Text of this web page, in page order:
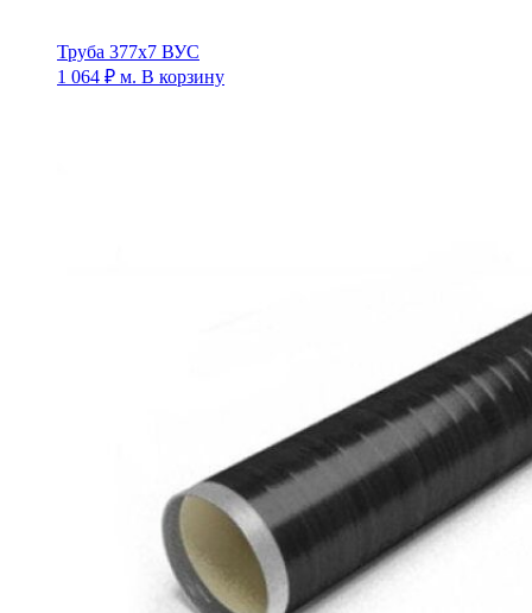
Труба 377х7 ВУС
1 064 ₽ м. В корзину